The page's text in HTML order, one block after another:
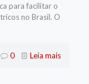
para facilitar o
no Brasil. O
0 Leia mais